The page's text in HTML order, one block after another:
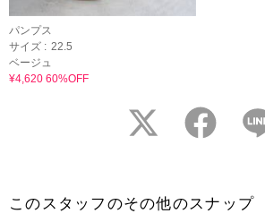
パンプス
サイズ : 22.5
ベージュ
¥4,620 60%OFF
twitter facebook
このスタッフのその他のスナップ